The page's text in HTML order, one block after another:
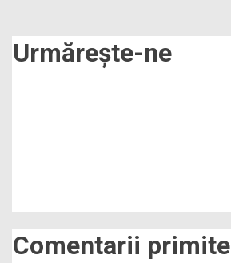
Urmărește-ne
Comentarii primite